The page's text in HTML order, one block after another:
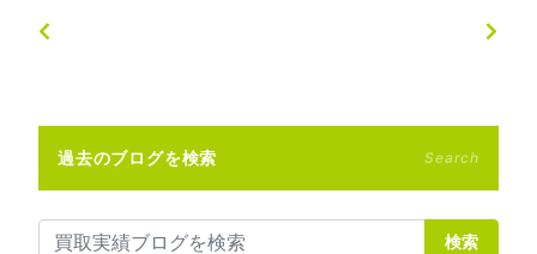
過去のブログを検索 Search
検索